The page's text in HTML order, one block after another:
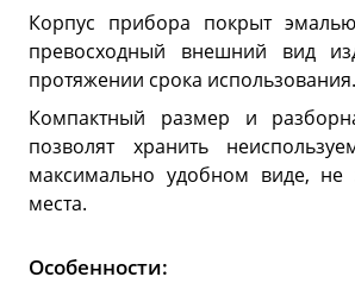
Корпус прибора покрыт
превосходный внешний вид
протяжении срока использования.
Компактный размер и
позволят хранить
максимально удобном виде, не
места.
Особенности: